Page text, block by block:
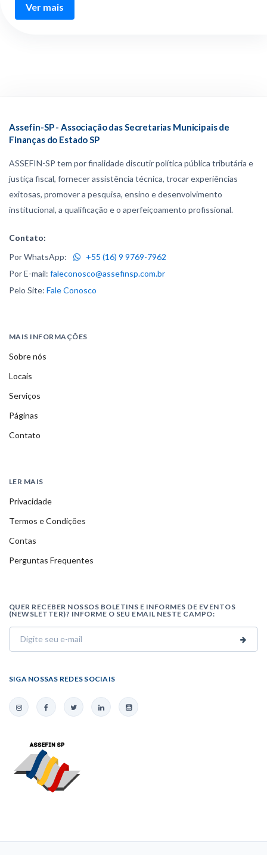
Ver mais
Assefin-SP - Associação das Secretarias Municipais de
Finanças do Estado SP
ASSEFIN-SP tem por finalidade discutir política pública tributária e
justiça fiscal, fornecer assistência técnica, trocar experiências
exitosas, promover a pesquisa, ensino e desenvolvimento
institucional, a qualificação e o aperfeiçoamento profissional.
Contato:
Por WhatsApp:
+55 (16) 9 9769-7962
Por E-mail: faleconosco@assefinsp.com.br
Pelo Site: Fale Conosco
MAIS INFORMAÇÕES
Sobre nós
Locais
Serviços
Páginas
Contato
LER MAIS
Privacidade
Termos e Condições
Contas
Perguntas Frequentes
QUER RECEBER NOSSOS BOLETINS E INFORMES DE EVENTOS
(NEWSLETTER)? INFORME O SEU EMAIL NESTE CAMPO:
SIGA NOSSAS REDES SOCIAIS